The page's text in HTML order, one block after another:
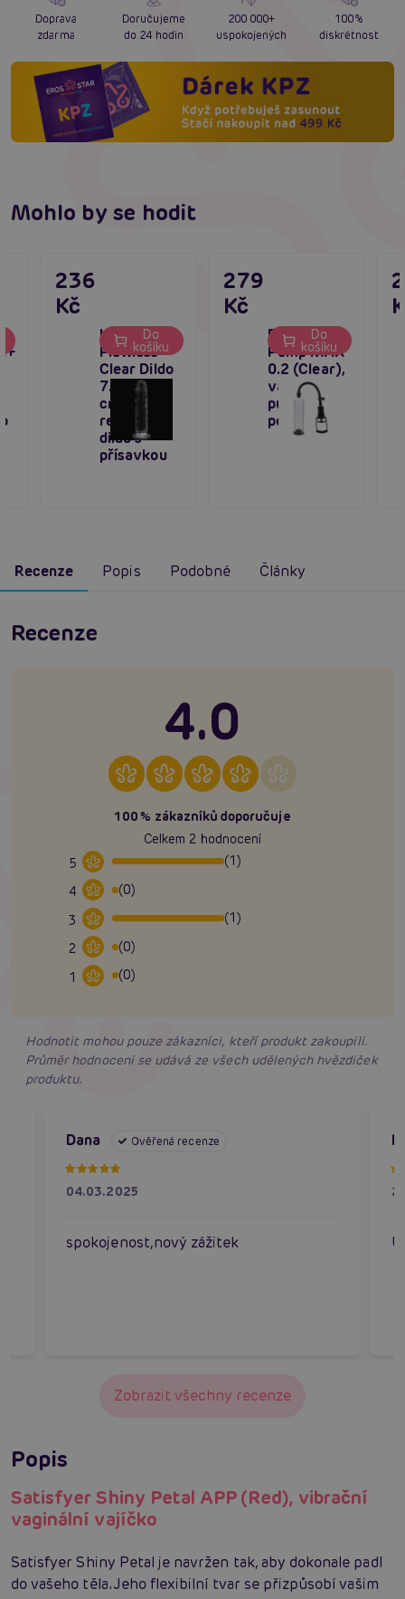
Doprava
zdarma
Doručujeme
do 24 hodin
200 000+
uspokojených
100%
diskrétnost
Mohlo by se hodit
Lovetoy
Flawless
Clear Dildo
7.0″ (18
cm), čiré
realistické
dildo s
přísavkou
236
Kč
Do
košíku
Power
Pump MAX
0.2 (Clear),
vakuová
pumpa na
penis
279
Kč
Do
košíku
Recenze Popis Podobné Články
Recenze
4.0
100% zákazníků doporučuje
Celkem 2 hodnocení
5
(1)
4
(0)
3
(1)
2
(0)
1
(0)
Hodnotit mohou pouze zákazníci, kteří produkt zakoupili.
Průměr hodnocení se udává ze všech udělených hvězdiček
produktu.
Dana Ověřená recenze
04.03.2025
spokojenost,nový zážitek
Zobrazit všechny recenze
Popis
Satisfyer Shiny Petal APP (Red), vibrační
vaginální vajíčko
Satisfyer Shiny Petal je navržen tak, aby dokonale padl
do vašeho těla. Jeho flexibilní tvar se přizpůsobí vašim